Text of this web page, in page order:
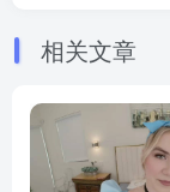
相关文章